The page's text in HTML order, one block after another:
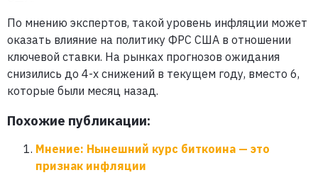
По мнению экспертов, такой уровень инфляции может
оказать влияние на политику ФРС США в отношении
ключевой ставки. На рынках прогнозов ожидания
снизились до 4-х снижений в текущем году, вместо 6,
которые были месяц назад.
Похожие публикации:
Мнение: Нынешний курс биткоина — это
признак инфляции